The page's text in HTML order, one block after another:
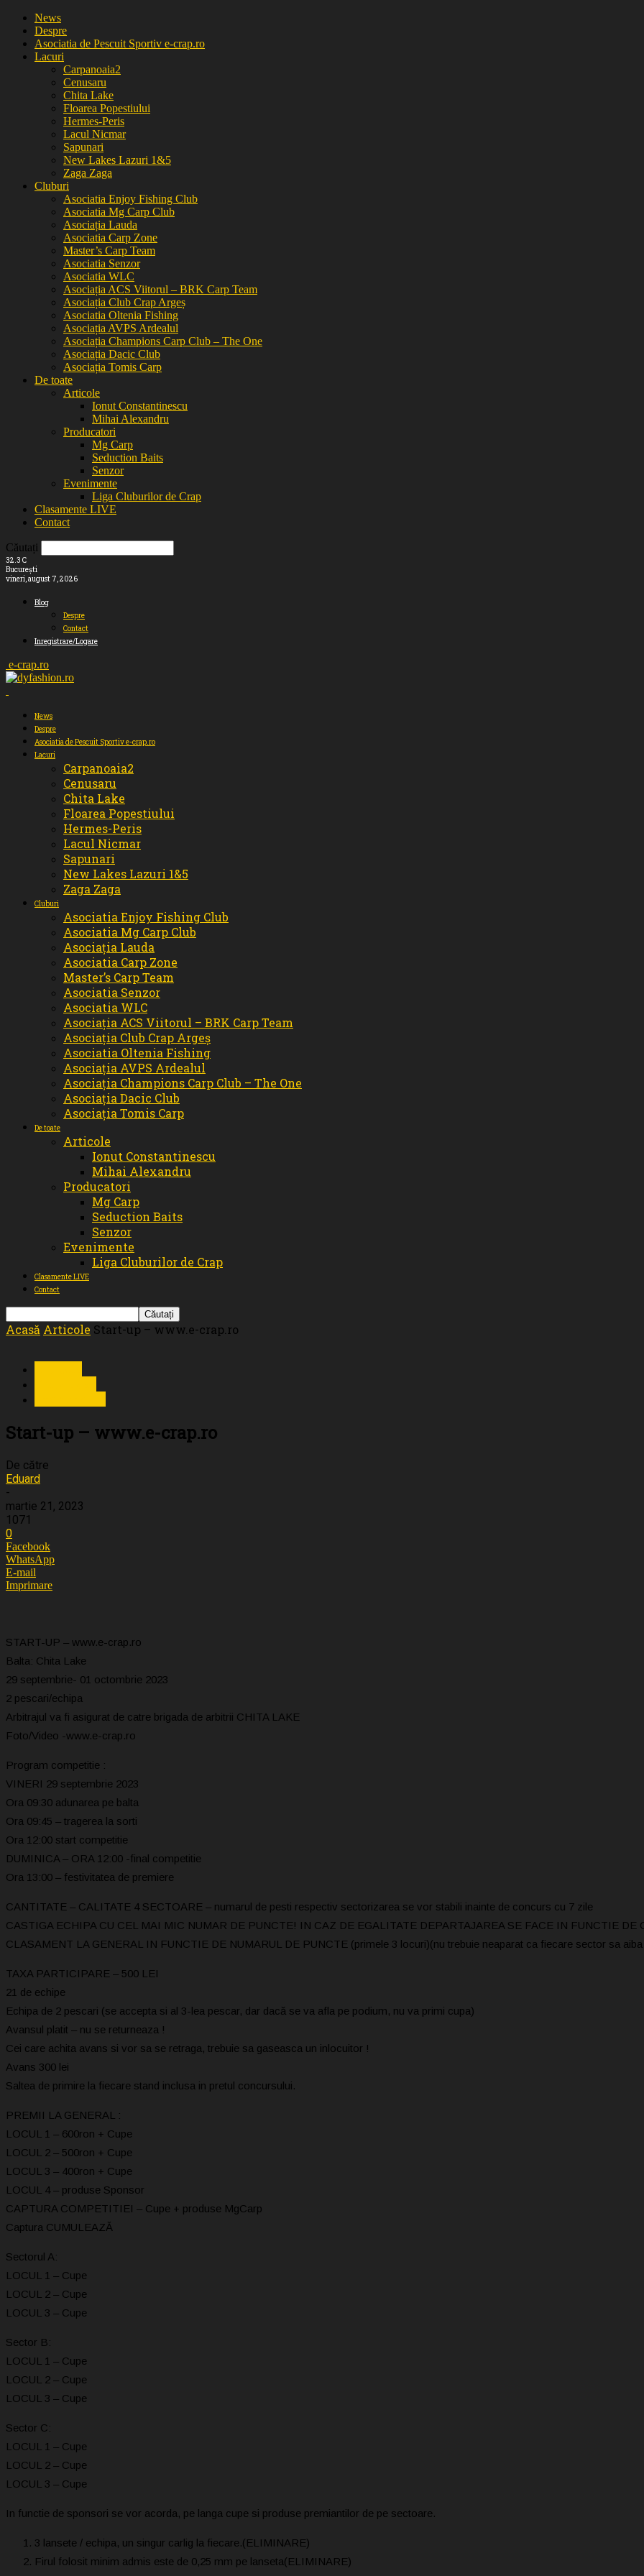
News
Despre
Asociatia de Pescuit Sportiv e-crap.ro
Lacuri
Carpanoaia2
Cenusaru
Chita Lake
Floarea Popestiului
Hermes-Peris
Lacul Nicmar
Sapunari
New Lakes Lazuri 1&5
Zaga Zaga
Cluburi
Asociatia Enjoy Fishing Club
Asociatia Mg Carp Club
Asociația Lauda
Asociatia Carp Zone
Master’s Carp Team
Asociatia Senzor
Asociatia WLC
Asociația ACS Viitorul – BRK Carp Team
Asociația Club Crap Argeș
Asociatia Oltenia Fishing
Asociația AVPS Ardealul
Asociația Champions Carp Club – The One
Asociația Dacic Club
Asociația Tomis Carp
De toate
Articole
Ionut Constantinescu
Mihai Alexandru
Producatori
Mg Carp
Seduction Baits
Senzor
Evenimente
Liga Cluburilor de Crap
Clasamente LIVE
Contact
Căutați
32.3 C
București
vineri, august 7, 2026
Blog
Despre
Contact
Inregistrare/Logare
e-crap.ro
News
Despre
Asociatia de Pescuit Sportiv e-crap.ro
Lacuri
Carpanoaia2
Cenusaru
Chita Lake
Floarea Popestiului
Hermes-Peris
Lacul Nicmar
Sapunari
New Lakes Lazuri 1&5
Zaga Zaga
Cluburi
Asociatia Enjoy Fishing Club
Asociatia Mg Carp Club
Asociația Lauda
Asociatia Carp Zone
Master’s Carp Team
Asociatia Senzor
Asociatia WLC
Asociația ACS Viitorul – BRK Carp Team
Asociația Club Crap Argeș
Asociatia Oltenia Fishing
Asociația AVPS Ardealul
Asociația Champions Carp Club – The One
Asociația Dacic Club
Asociația Tomis Carp
De toate
Articole
Ionut Constantinescu
Mihai Alexandru
Producatori
Mg Carp
Seduction Baits
Senzor
Evenimente
Liga Cluburilor de Crap
Clasamente LIVE
Contact
Acasă Articole Start-up – www.e-crap.ro
Start-up – www.e-crap.ro
De către
Eduard
-
martie 21, 2023
1071
0
Facebook
WhatsApp
E-mail
Imprimare
START-UP – www.e-crap.ro
Balta: Chita Lake
29 septembrie- 01 octombrie 2023
2 pescari/echipa
Arbitrajul va fi asigurat de catre brigada de arbitrii CHITA LAKE
Foto/Video -www.e-crap.ro
Program competitie :
VINERI 29 septembrie 2023
Ora 09:30 adunarea pe balta
Ora 09:45 – tragerea la sorti
Ora 12:00 start competitie
DUMINICA – ORA 12:00 -final competitie
Ora 13:00 – festivitatea de premiere
CANTITATE – CALITATE 4 SECTOARE – numarul de pesti respectiv sectorizarea se vor stabili inainte de concurs cu 7 zile
CASTIGA ECHIPA CU CEL MAI MIC NUMAR DE PUNCTE! IN CAZ DE EGALITATE DEPARTAJAREA SE FACE IN FUNCTIE DE
CLASAMENT LA GENERAL IN FUNCTIE DE NUMARUL DE PUNCTE (primele 3 locuri)(nu trebuie neaparat ca fiecare sector sa
TAXA PARTICIPARE – 500 LEI
21 de echipe
Echipa de 2 pescari (se accepta si al 3-lea pescar, dar dacă se va afla pe podium, nu va primi cupa)
Avansul platit – nu se returneaza !
Cei care achita avans si vor sa se retraga, trebuie sa gaseasca un inlocuitor !
Avans 300 lei
Saltea de primire la fiecare stand inclusa in pretul concursului.
PREMII LA GENERAL :
LOCUL 1 – 600ron + Cupe
LOCUL 2 – 500ron + Cupe
LOCUL 3 – 400ron + Cupe
LOCUL 4 – produse Sponsor
CAPTURA COMPETITIEI – Cupe + produse MgCarp
Captura CUMULEAZĂ
Sectorul A:
LOCUL 1 – Cupe
LOCUL 2 – Cupe
LOCUL 3 – Cupe
Sector B:
LOCUL 1 – Cupe
LOCUL 2 – Cupe
LOCUL 3 – Cupe
Sector C:
LOCUL 1 – Cupe
LOCUL 2 – Cupe
LOCUL 3 – Cupe
In functie de sponsori se vor acorda, pe langa cupe si produse premiantilor de pe sectoare.
3 lansete / echipa, un singur carlig la fiecare.(ELIMINARE)
Firul folosit minim admis este de 0,25 mm pe lanseta(ELIMINARE)